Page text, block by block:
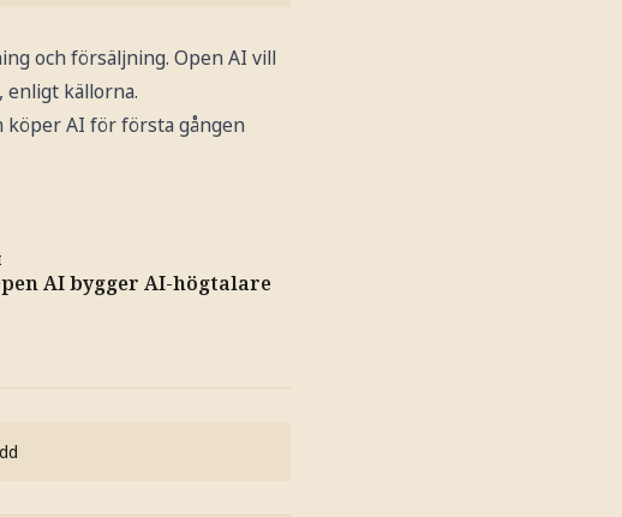
och försäljning. Open AI vill
enligt källorna.
köper AI för första gången
AI bygger AI-högtalare